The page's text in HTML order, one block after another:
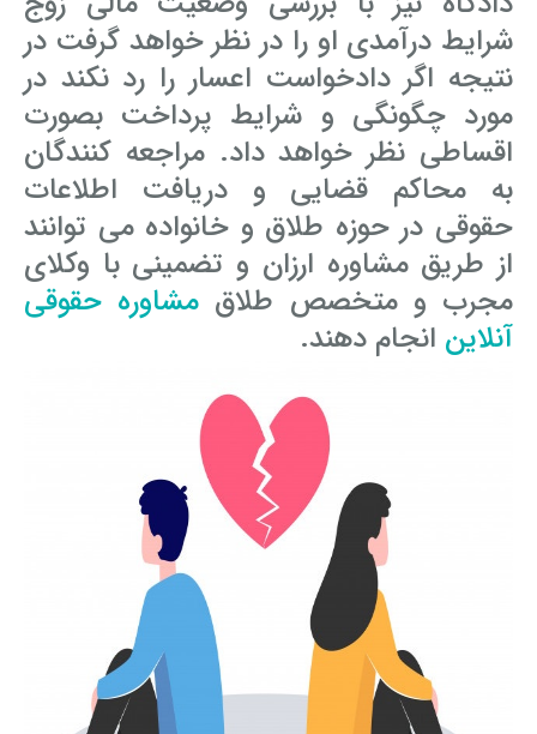
تبانی در معاملات دولتی
اوراق کردن اتومبیل بدون مجوز قانونی
شکایت از آلودگی صوتی
وکیل کیفری آنلاین
رویکرد حادثه بدون شاهد
مشاوره حقوقی تخریب
شرایط درآمدی او را در نظر خواهد گرفت در
نتیجه اگر دادخواست اعسار را رد نکند در
مورد چگونگی و شرایط پرداخت بصورت
اقساطی نظر خواهد داد. مراجعه کنندگان
به محاکم قضایی و دریافت اطلاعات
حقوقی در حوزه طلاق و خانواده می توانند
از طریق مشاوره ارزان و تضمینی با وکلای
مجرب و متخصص طلاق مشاوره حقوقی
آنلاین انجام دهند.